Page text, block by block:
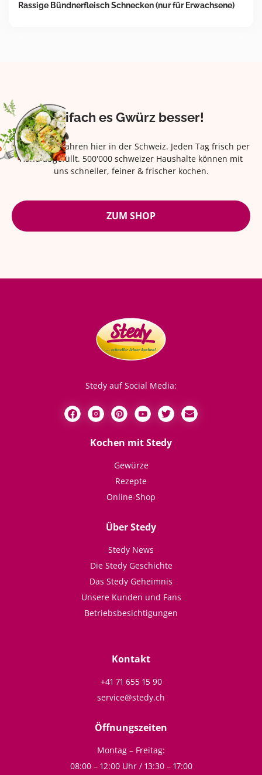
Rassige Bündnerfleisch Schnecken (nur für Erwachsene)
Eifach es Gwürz besser!
Seit über 42 Jahren hier in der Schweiz. Jeden Tag frisch per
Hand abgefüllt. 500'000 schweizer Haushalte können mit
uns schneller, feiner & frischer kochen.
ZUM SHOP
Stedy auf Social Media:
Kochen mit Stedy
Gewürze
Rezepte
Online-Shop
Über Stedy
Stedy News
Die Stedy Geschichte
Das Stedy Geheimnis
Unsere Kunden und Fans
Betriebsbesichtigungen
Kontakt
+41 71 655 15 90
service@stedy.ch
Öffnungszeiten
Montag – Freitag:
08:00 – 12:00 Uhr / 13:30 – 17:00